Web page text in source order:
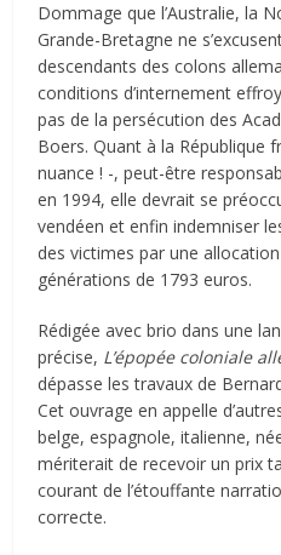
Dommage que l’Australie, la
Grande-Bretagne ne
descendants des colons
conditions d’internement
pas de la persécution des
Boers. Quant à la République
nuance ! -, peut-être
en 1994, elle devrait se
vendéen et enfin indemniser
des victimes par une
générations de 1793 euros.
Rédigée avec brio dans une
précise, L’épopée coloniale
dépasse les travaux de
Cet ouvrage en appelle
belge, espagnole, italienne,
mériterait de recevoir un prix
courant de l’étouffante
correcte.